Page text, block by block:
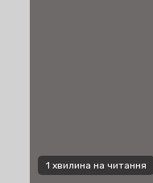
1 хвилина на читання